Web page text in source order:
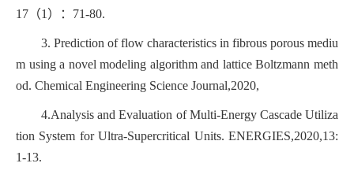
17 （1 ）： 71-80.
3. Prediction of flow characteristics in fibrous porous mediu
m using a novel modeling algorithm and lattice Boltzmann meth
od. Chemical Engineering Science Journal,2020,
4.Analysis and Evaluation of Multi-Energy Cascade Utiliza
tion System for Ultra-Supercritical Units. ENERGIES,2020,13:
1-13.